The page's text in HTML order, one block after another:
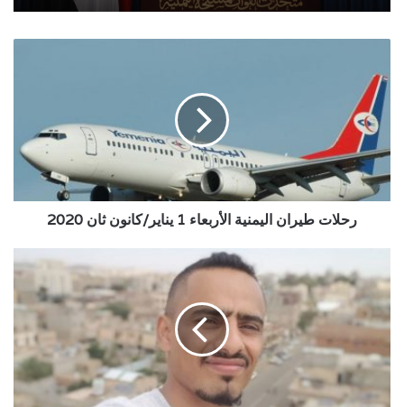
اليمنية
الأربعاء
يناير/
كانون
ثان
2020
رحلات طيران اليمنية الأربعاء 1 يناير/كانون ثان 2020
البشر
والحكومات
في
مختلف
البلدان